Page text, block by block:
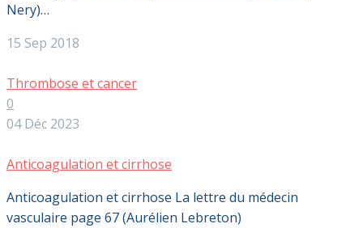
Nery)…
15 Sep 2018
Thrombose et cancer
0
04 Déc 2023
Anticoagulation et cirrhose
Anticoagulation et cirrhose La lettre du médecin
vasculaire page 67 (Aurélien Lebreton)